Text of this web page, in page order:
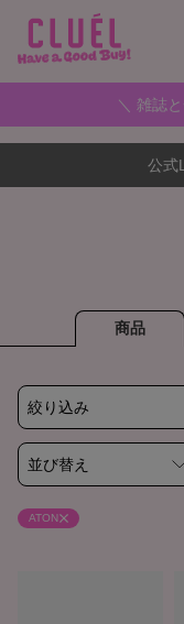
＼ 雑誌
公式
商品
絞り込み
並び替え
ATON